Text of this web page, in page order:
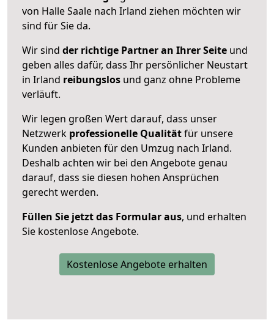
von Halle Saale nach Irland ziehen möchten wir
sind für Sie da.
Wir sind der richtige Partner an Ihrer Seite und
geben alles dafür, dass Ihr persönlicher Neustart
in Irland reibungslos und ganz ohne Probleme
verläuft.
Wir legen großen Wert darauf, dass unser
Netzwerk professionelle Qualitätfür unsere
Kunden anbieten für den Umzug nach Irland.
Deshalb achten wir bei den Angebote genau
darauf, dass sie diesen hohen Ansprüchen
gerecht werden.
Füllen Sie jetzt das Formular aus, und erhalten
Sie kostenlose Angebote.
Kostenlose Angebote erhalten